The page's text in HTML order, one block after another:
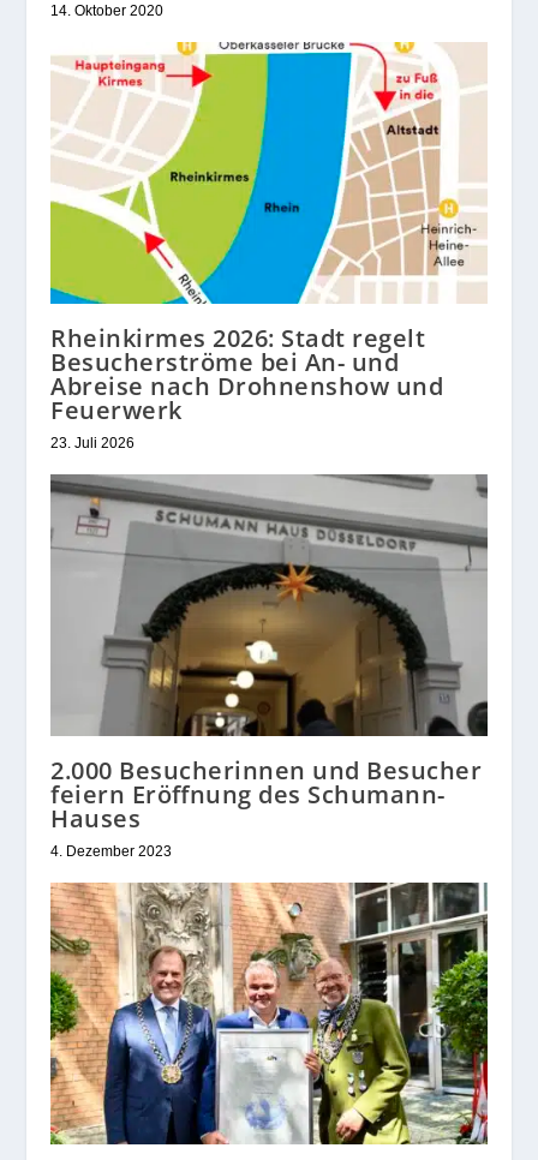
14. Oktober 2020
Rheinkirmes 2026: Stadt regelt
Besucherströme bei An- und
Abreise nach Drohnenshow und
Feuerwerk
23. Juli 2026
2.000 Besucherinnen und Besucher
feiern Eröffnung des Schumann-
Hauses
4. Dezember 2023